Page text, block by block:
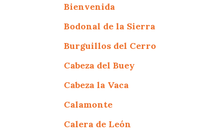
Bienvenida
Bodonal de la Sierra
Burguillos del Cerro
Cabeza del Buey
Cabeza la Vaca
Calamonte
Calera de León